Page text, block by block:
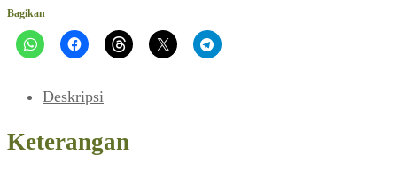
02,
16
September
Bagikan
Deskripsi
Keterangan